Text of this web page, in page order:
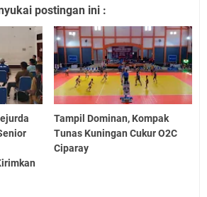
postingan ini :
Tampil Dominan, Kompak
Tunas Kuningan Cukur O2C
Ciparay